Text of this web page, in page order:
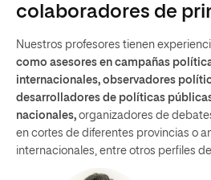
colaboradores de
Nuestros profesores tienen
como asesores en campañas
internacionales, observadores
desarrolladores de políticas
nacionales, organizadores de
en cortes de diferentes provincias o
internacionales, entre otros perfiles